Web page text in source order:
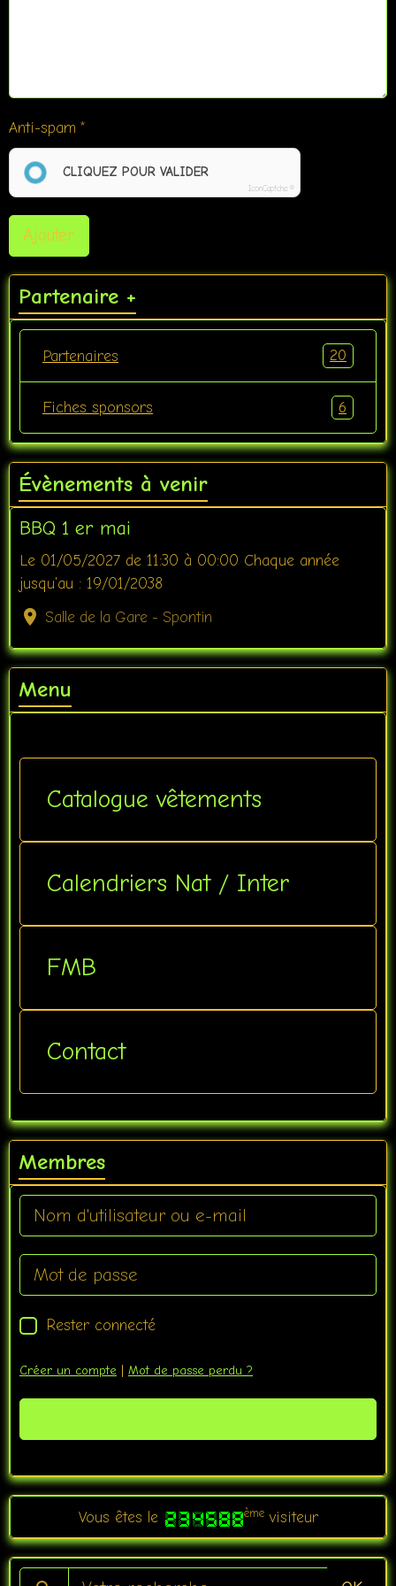
Anti-spam
CLIQUEZ POUR VALIDER
IconCaptcha ©
Ajouter
Partenaire +
Partenaires 20
Fiches sponsors 6
Évènements à venir
BBQ 1 er mai
Le 01/05/2027 de 11:30 à 00:00 Chaque année
jusqu'au : 19/01/2038
Salle de la Gare - Spontin
Menu
Catalogue vêtements
Calendriers Nat / Inter
FMB
Contact
Membres
Rester connecté
Créer un compte | Mot de passe perdu ?
Vous êtes le èmevisiteur